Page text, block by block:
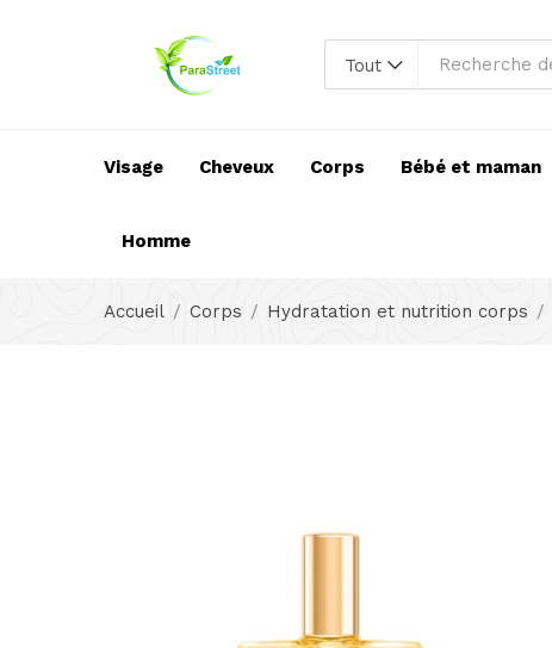
Tout
Visage Cheveux Corps Bébé et maman
Homme
Accueil Corps Hydratation et nutrition corps